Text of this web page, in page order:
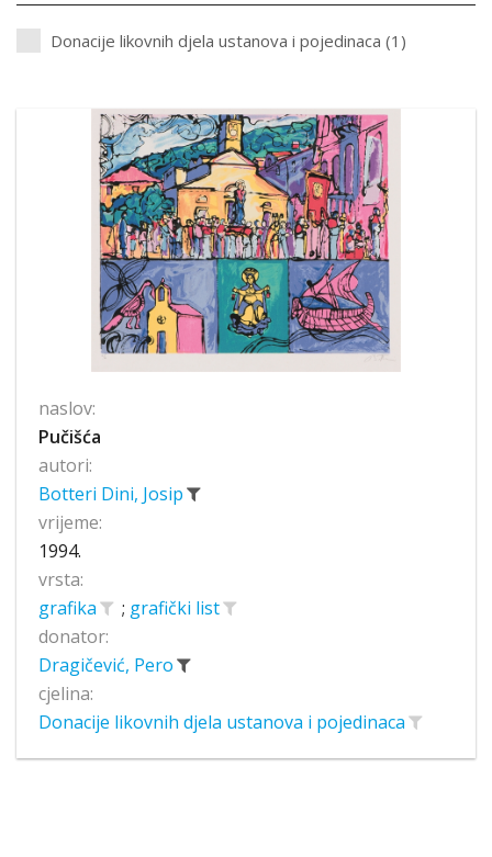
Donacije likovnih djela ustanova i pojedinaca (1)
naslov:
Pučišća
autori:
Botteri Dini, Josip
vrijeme:
1994.
vrsta:
grafika
; grafički list
donator:
Dragičević, Pero
cjelina:
Donacije likovnih djela ustanova i pojedinaca